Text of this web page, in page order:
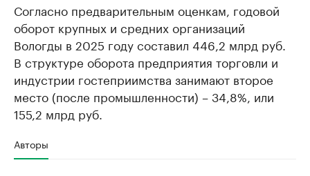
Согласно предварительным оценкам, годовой
оборот крупных и средних организаций
Вологды в 2025 году составил 446,2 млрд руб.
В структуре оборота предприятия торговли и
индустрии гостеприимства занимают второе
место (после промышленности) – 34,8%, или
155,2 млрд руб.
Авторы